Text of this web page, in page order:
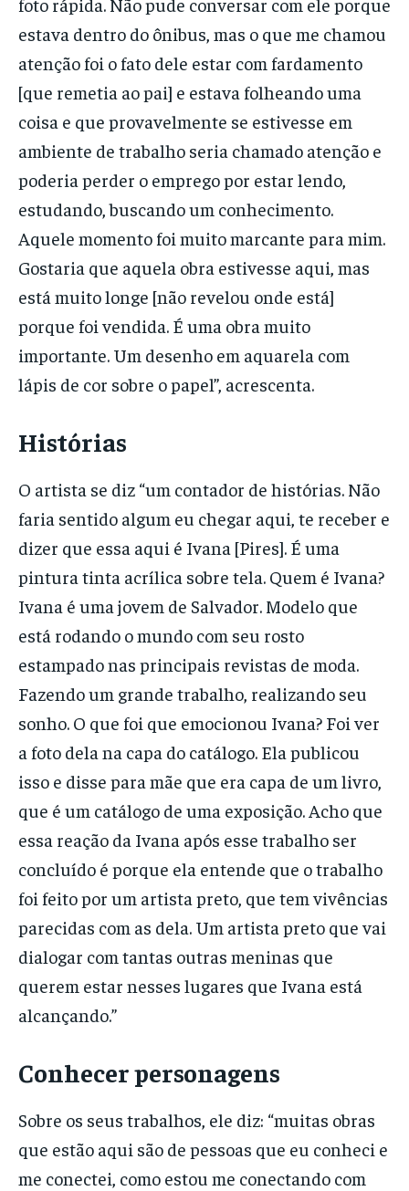
estava dentro do ônibus, mas o que me chamou
atenção foi o fato dele estar com fardamento
[que remetia ao pai] e estava folheando uma
coisa e que provavelmente se estivesse em
ambiente de trabalho seria chamado atenção e
poderia perder o emprego por estar lendo,
estudando, buscando um conhecimento.
Aquele momento foi muito marcante para mim.
Gostaria que aquela obra estivesse aqui, mas
está muito longe [não revelou onde está]
porque foi vendida. É uma obra muito
importante. Um desenho em aquarela com
lápis de cor sobre o papel”, acrescenta.
Histórias
O artista se diz “um contador de histórias. Não
faria sentido algum eu chegar aqui, te receber e
dizer que essa aqui é Ivana [Pires]. É uma
pintura tinta acrílica sobre tela. Quem é Ivana?
Ivana é uma jovem de Salvador. Modelo que
está rodando o mundo com seu rosto
estampado nas principais revistas de moda.
Fazendo um grande trabalho, realizando seu
sonho. O que foi que emocionou Ivana? Foi ver
a foto dela na capa do catálogo. Ela publicou
isso e disse para mãe que era capa de um livro,
que é um catálogo de uma exposição. Acho que
essa reação da Ivana após esse trabalho ser
concluído é porque ela entende que o trabalho
foi feito por um artista preto, que tem vivências
parecidas com as dela. Um artista preto que vai
dialogar com tantas outras meninas que
querem estar nesses lugares que Ivana está
alcançando.”
Conhecer personagens
Sobre os seus trabalhos, ele diz: “muitas obras
que estão aqui são de pessoas que eu conheci e
me conectei, como estou me conectando com